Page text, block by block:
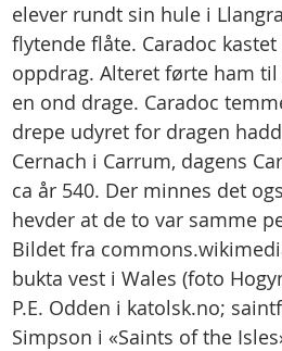
elever rundt sin hule i
flytende flåte. Caradoc
oppdrag. Alteret førte ham
en ond drage. Caradoc
drepe udyret for dragen
Cernach i Carrum, dagens
ca år 540. Der minnes det
hevder at de to var samme
Bildet fra
bukta vest i Wales (foto
P.E. Odden i katolsk.no;
Simpson i «Saints of the